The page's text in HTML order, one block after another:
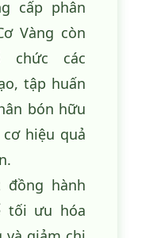
cấp phân
Vàng còn
chức các
tập huấn
bón hữu
hiệu quả
đồng hành
tối ưu hóa